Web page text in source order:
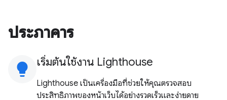
ประภาคาร
lightbulb เริ่มต้นใช้งาน Lighthouse
Lighthouse เป็นเครื่องมือที่ช่วยให้คุณตรวจสอบ
ประสิทธิภาพของหน้าเว็บได้อย่างรวดเร็วและง่ายดาย